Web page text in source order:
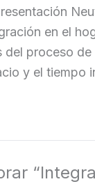
en el
del proceso
y el